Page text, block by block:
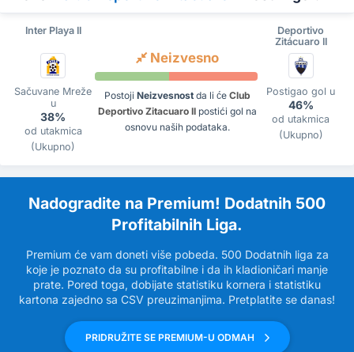
Inter Playa II
Deportivo
Zitácuaro II
Sačuvane Mreže
u
38%
od utakmica
(Ukupno)
Neizvesno
Postoji Neizvesnostda li će Club
Deportivo Zitacuaro IIpostići gol na
osnovu naših podataka.
Postigao gol u
46%
od utakmica
(Ukupno)
Nadogradite na Premium! Dodatnih 500
Profitabilnih Liga.
Premium će vam doneti više pobeda. 500 Dodatnih liga za
koje je poznato da su profitabilne i da ih kladioničari manje
prate. Pored toga, dobijate statistiku kornera i statistiku
kartona zajedno sa CSV preuzimanjima. Pretplatite se danas!
PRIDRUŽITE SE PREMIUM-U ODMAH